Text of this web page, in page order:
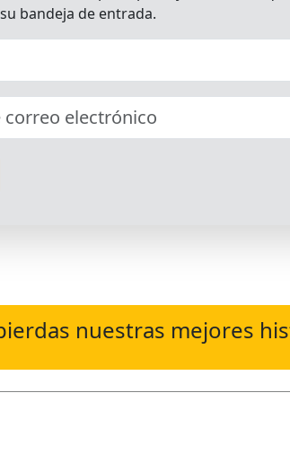
nuestras mejores